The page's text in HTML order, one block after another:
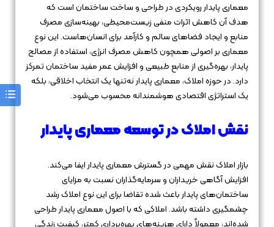
معماری پایدار رویکردی در طراحی و ساخت ساختمان است که
هدف آن کاهش اثرات منفی زیست‌محیطی، بهینه‌سازی مصرف
منابع و ایجاد فضاهای سالم و کارآمد برای انسان‌هاست. این نوع
معماری بر اصولی همچون کاهش مصرف انرژی، استفاده از مصالح
پایدار، بهره‌گیری از منابع طبیعی و افزایش عمر مفید ساختمان تمرکز
دارد. در حوزه املاک، معماری پایدار نه‌تنها یک انتخاب اخلاقی، بلکه
یک استراتژی اقتصادی هوشمندانه محسوب می‌شود.
نقش املاک در توسعه معماری پایدار
بازار املاک نقش مهمی در گسترش معماری پایدار ایفا می‌کند.
افزایش آگاهی خریداران و سرمایه‌گذاران نسبت به مزایای
ساختمان‌های پایدار باعث شده تقاضا برای این نوع املاک رشد
چشمگیری داشته باشد. املاکی که با اصول معماری پایدار طراحی
شده‌اند، معمولاً دارای هزینه‌های بهره‌برداری کمتر، کیفیت زندگی